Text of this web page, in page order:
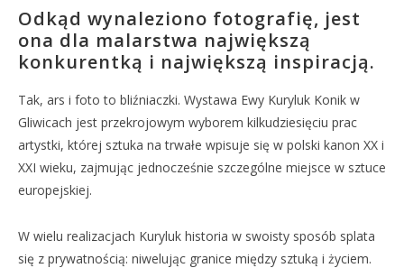
Odkąd wynaleziono fotografię, jest
ona dla malarstwa największą
konkurentką i największą inspiracją.
Tak, ars i foto to bliźniaczki. Wystawa Ewy Kuryluk Konik w
Gliwicach jest przekrojowym wyborem kilkudziesięciu prac
artystki, której sztuka na trwałe wpisuje się w polski kanon XX i
XXI wieku, zajmując jednocześnie szczególne miejsce w sztuce
europejskiej.
W wielu realizacjach Kuryluk historia w swoisty sposób splata
się z prywatnością: niwelując granice między sztuką i życiem.